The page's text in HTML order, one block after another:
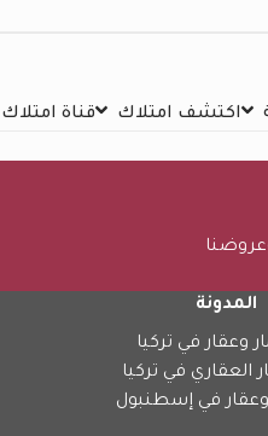
اكتشف امتلاك قناة امتلاك
المدونة
وعقار في تركيا
العقاري في تركيا
وعقار في إسطنبول